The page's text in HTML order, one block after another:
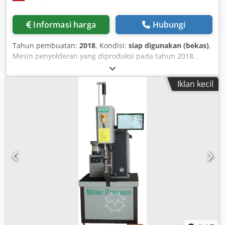
otomatis • Optimasi urutan pembengkokan otomatis
Peralatan standar dan peralatan yang disertakan •
yang dipasang di kepala untuk menahan dan
mengeluarkan benda kerja • Pembengkokan dengan radius
variabel • Menara pembengkok 6 posisi • Unit umpan
kawat otomatis • Sled pemrosesan pasca dengan unit
pemotong kawat linier, ortogonal • Kapasitas pemotongan
kawat: hingga 12 mm (1/2") untuk kawat dengan kekuatan
tarik 600 MPa (87.000 psi) • Perangkat chamfering kawat
Dodpfjzqtgvsx Aavewa • Sesuai dengan standar CE
DH4005-03 • Mesin pelurus pipa dan perangkat pelurus RV
DHSD4-02 • Roda pelurus (9+9) dengan alur-V untuk
diameter kawat dari 2 hingga 4 mm DHSD6-02 • Roda
pelurus (9+9) dengan alur-V untuk diameter kawat dari 4
Informasi harga Hubungi
Tahun pembuatan: 2018, Kondisi: siap digunakan (bekas),
Mesin penyolderan yang diproduksi pada tahun 2018.
Mesin SCAME BRAZING LINE 50-20-350-GI-DR ini mencapai
suhu maksimum 1150 °C dan dioperasikan dengan daya
listrik 85 kW. Sistem konveyor longitudinal kontinu
mengangkut komponen secara efisien melalui ruang
pemrosesan dengan dimensi 50 x 20 x 350 cm. Jika Anda
mencari kapasitas penyolderan keras berkualitas tinggi,
Anda dapat mempertimbangkan mesin SCAME BRAZING
LINE 50-20-350-GI-DR yang kami tawarkan untuk dijual.
Hubungi kami untuk informasi lebih lanjut. • Sumber daya:
Listrik Djdpfozqctxex Aavswa • Beban termal yang
terhubung: 85 kW • Tegangan suplai: 3 x 400 V pada 50 Hz
• Suhu maksimum: 1150 °C • Suhu operasi: 1120 °C •
Tekanan gas: 30–50 mbar • Atmosfer yang digunakan: Gas
endotermik (ENDO) • Kapasitas produksi: variabel (kg/jam) •
Dimensi ruang pemrosesan (L × T × P): 50 × 20 × 350 cm •
Iklan kecil